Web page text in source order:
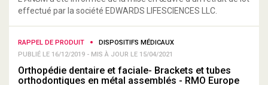
effectué par la société EDWARDS LIFESCIENCES LLC.
RAPPEL DE PRODUIT
DISPOSITIFS MÉDICAUX
PUBLIÉ LE 16/12/2019 - MIS À JOUR LE 15/04/2021
Orthopédie dentaire et faciale- Brackets et tubes
orthodontiques en métal assemblés - RMO Europe